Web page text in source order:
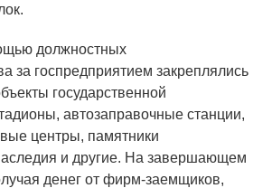
должностных
за госпредприятием закреплялись
государственной
автозаправочные станции,
центры, памятники
и другие. На завершающем
денег от фирм-заемщиков,